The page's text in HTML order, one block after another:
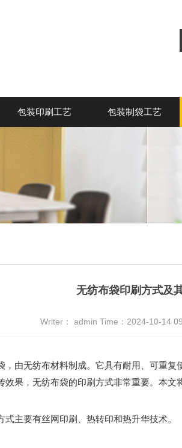
包装印刷工艺 包装制袋工艺
无纺布袋印刷方式及
Writer： admin Time：2024-10-14
由无纺布材料制成。它具有耐用、可重复
效果，无纺布袋的印刷方式非常重要。本文
主要有丝网印刷、热转印和热升华技术。